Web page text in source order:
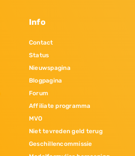
Info
Contact
Status
Nieuwspagina
Blogpagina
Forum
Affiliate programma
MVO
Niet tevreden geld terug
Geschillencommissie